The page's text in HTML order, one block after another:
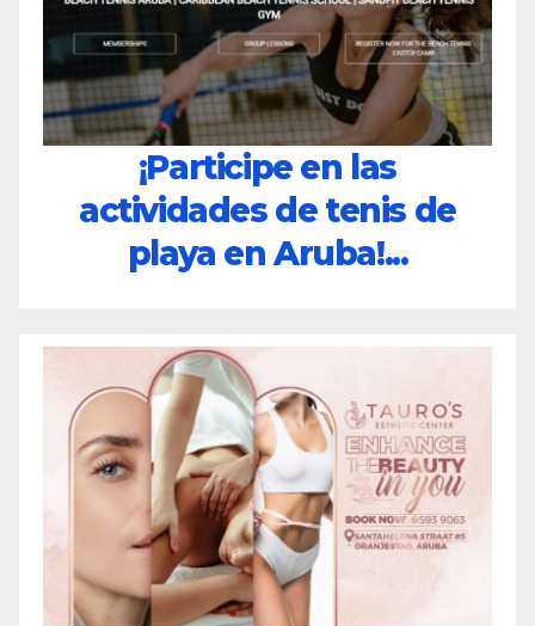
¡Participe en las
actividades de tenis de
playa en Aruba!...